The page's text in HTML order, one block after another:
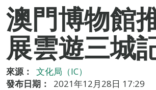
澳門博物館
展雲遊三城
來源：
文化局（IC）
發布日期：
2021年12月28日 17:29